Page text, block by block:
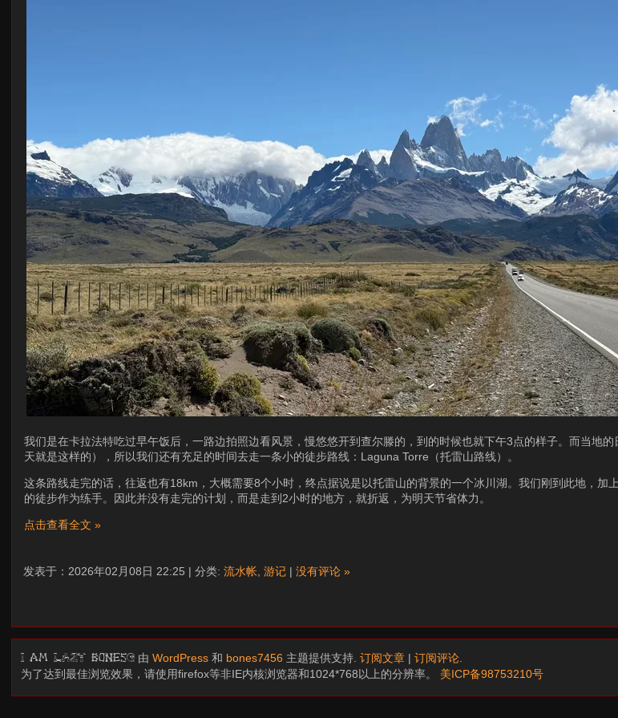
我们是在卡拉法特吃过早午饭后，一路边拍照边看风景，慢悠悠开到查尔滕的，到的时候也就下午3点的样子。而当地
天就是这样的），所以我们还有充足的时间去走一条小的徒步路线：Laguna Torre（托雷山路线）。
这条路线走完的话，往返也有18km，大概需要8个小时，终点据说是以托雷山的背景的一个冰川湖。我们刚到此地，加
的徒步作为练手。因此并没有走完的计划，而是走到2小时的地方，就折返，为明天节省体力。
点击查看全文 »
发表于：2026年02月08日 22:25 | 分类: 流水帐 游记 | 没有评论 »
I am LAZY bones? 由WordPress 和 bones7456 主题提供支持.订阅文章 |订阅评论
为了达到最佳浏览效果，请使用firefox等非IE内核浏览器和1024*768以上的分辨率。 美ICP备98753210号